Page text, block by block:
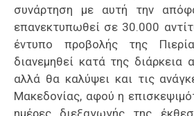
συνάρτηση με αυτή την
επανεκτυπωθεί σε 30.000
έντυπο προβολής της
διανεμηθεί κατά της διάρκεια
αλλά θα καλύψει και τις
Μακεδονίας, αφού η
ημέρες διεξαγωγής της